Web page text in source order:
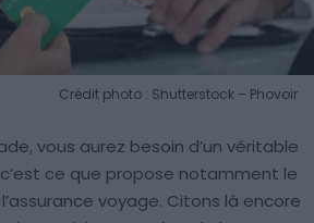
Crédit photo : Shutterstock – Phovoir
vous aurez besoin d’un véritable
ce que propose notamment le
voyage. Citons là encore